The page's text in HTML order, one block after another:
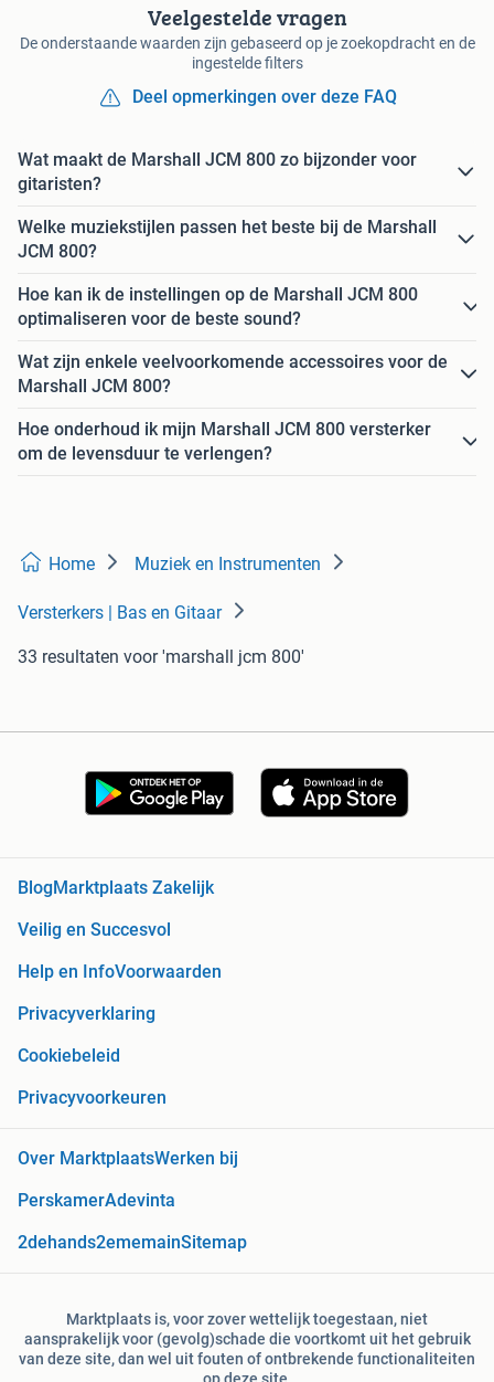
Veelgestelde vragen
De onderstaande waarden zijn gebaseerd op je zoekopdracht en de
ingestelde filters
Deel opmerkingen over deze FAQ
Wat maakt de Marshall JCM 800 zo bijzonder voor
gitaristen?
Welke muziekstijlen passen het beste bij de Marshall
JCM 800?
Hoe kan ik de instellingen op de Marshall JCM 800
optimaliseren voor de beste sound?
Wat zijn enkele veelvoorkomende accessoires voor de
Marshall JCM 800?
Hoe onderhoud ik mijn Marshall JCM 800 versterker
om de levensduur te verlengen?
Home Muziek en Instrumenten
Versterkers | Bas en Gitaar
33 resultaten voor 'marshall jcm 800'
Blog Marktplaats Zakelijk
Veilig en Succesvol
Help en InfoVoorwaarden
Privacyverklaring
Cookiebeleid
Privacyvoorkeuren
Over MarktplaatsWerken bij
PerskamerAdevinta
2dehands2ememainSitemap
Marktplaats is, voor zover wettelijk toegestaan, niet
aansprakelijk voor (gevolg)schade die voortkomt uit het gebruik
van deze site, dan wel uit fouten of ontbrekende functionaliteiten